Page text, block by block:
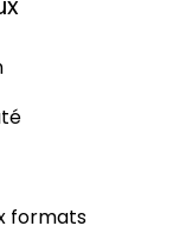
formats